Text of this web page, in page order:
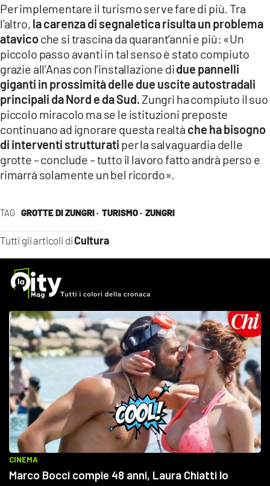
TAG GROTTE DI ZUNGRI · TURISMO · ZUNGRI
Tutti gli articoli diCultura
Per implementare il turismo serve fare di più. Tra
l’altro, la carenza di segnaletica risulta un problema
atavicoche si trascina da quarant’anni e più: «Un
piccolo passo avanti in tal senso è stato compiuto
grazie all’Anas con l’installazione didue pannelli
giganti in prossimità delle due uscite autostradali
principali da Nord e da Sud. Zungri ha compiuto il suo
piccolo miracolo ma se le istituzioni preposte
continuano ad ignorare questa realtà che ha bisogno
di interventi strutturati per la salvaguardia delle
grotte – conclude – tutto il lavoro fatto andrà perso e
rimarrà solamente un bel ricordo».